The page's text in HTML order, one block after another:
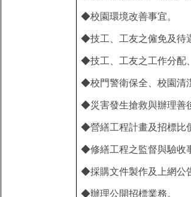
◆校園環境改善事宜。
◆技工、工友之僱免及待
◆技工、工友之工作分配
◆校門警衛保全、校園清
◆災害發生搶救與辦理善
◆營繕工程計畫及招標比
◆修繕工程之監督與驗收
◆採購文件製作及上網公
◆辦理公開招標業務。